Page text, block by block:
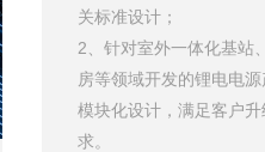
关标准设计；
2、针对室外一体化基站
房等领域开发的锂电电
模块化设计，满足客户
求。